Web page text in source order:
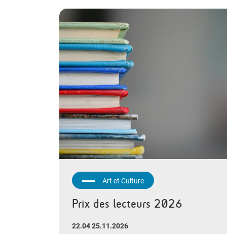
Art et Culture
Prix des lecteurs 2026
22.04 25.11.2026